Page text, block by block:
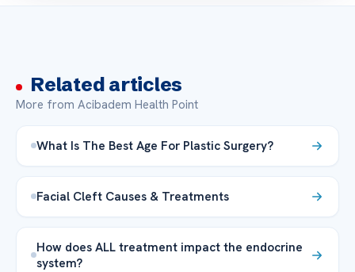
Related articles
More from Acibadem Health Point
What Is The Best Age For Plastic Surgery?
Facial Cleft Causes & Treatments
How does ALL treatment impact the endocrine
system?